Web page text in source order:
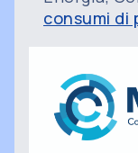
consumi di